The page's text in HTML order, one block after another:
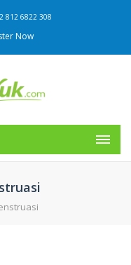
812 6822 308
Now